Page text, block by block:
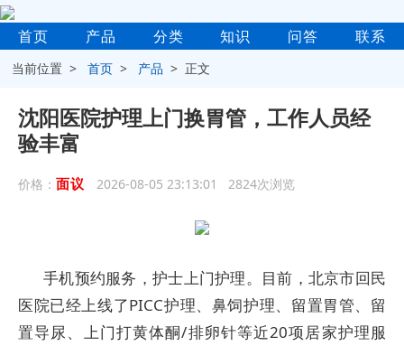
首页 产品 分类 知识 问答 联系
当前位置 >首页 > 产品 > 正文
沈阳医院护理上门换胃管，工作人员经
验丰富
价格： 面议 2026-08-05 23:13:01 2824次浏览
手机预约服务，护士上门护理。目前，北京市回民
医院已经上线了PICC护理、鼻饲护理、留置胃管、留
置导尿、上门打黄体酮/排卵针等近20项居家护理服